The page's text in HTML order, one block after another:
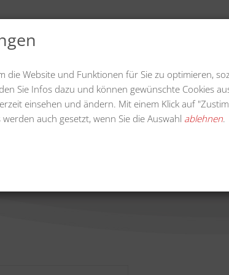
die Website und Funktionen für Sie zu optimieren,
Sie Infos dazu und können gewünschte Cookies
einsehen und ändern. Mit einem Klick auf
auch gesetzt, wenn Sie die Auswahl ablehnen.